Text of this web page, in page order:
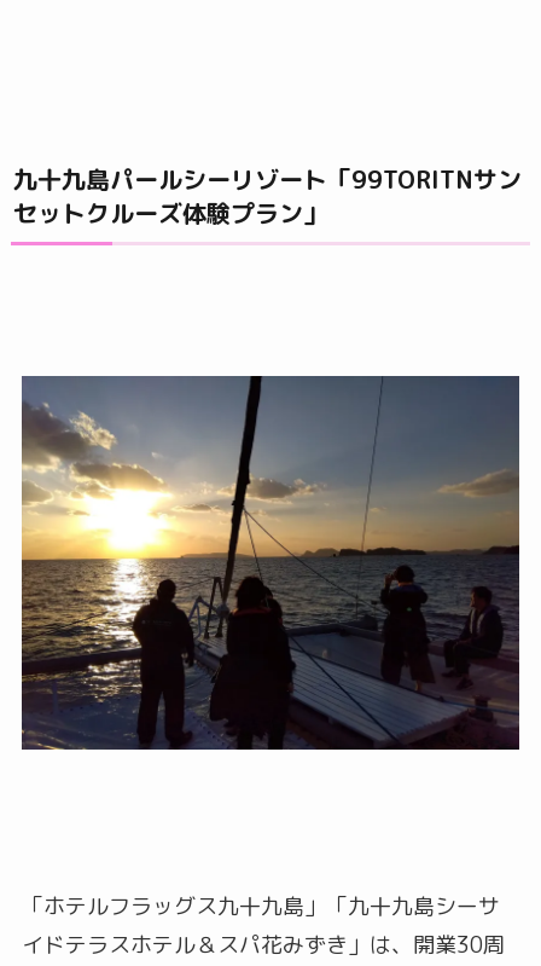
九十九島パールシーリゾート「99TORITNサン
セットクルーズ体験プラン」
「ホテルフラッグス九十九島」「九十九島シーサ
イドテラスホテル＆スパ花みずき」は、開業30周